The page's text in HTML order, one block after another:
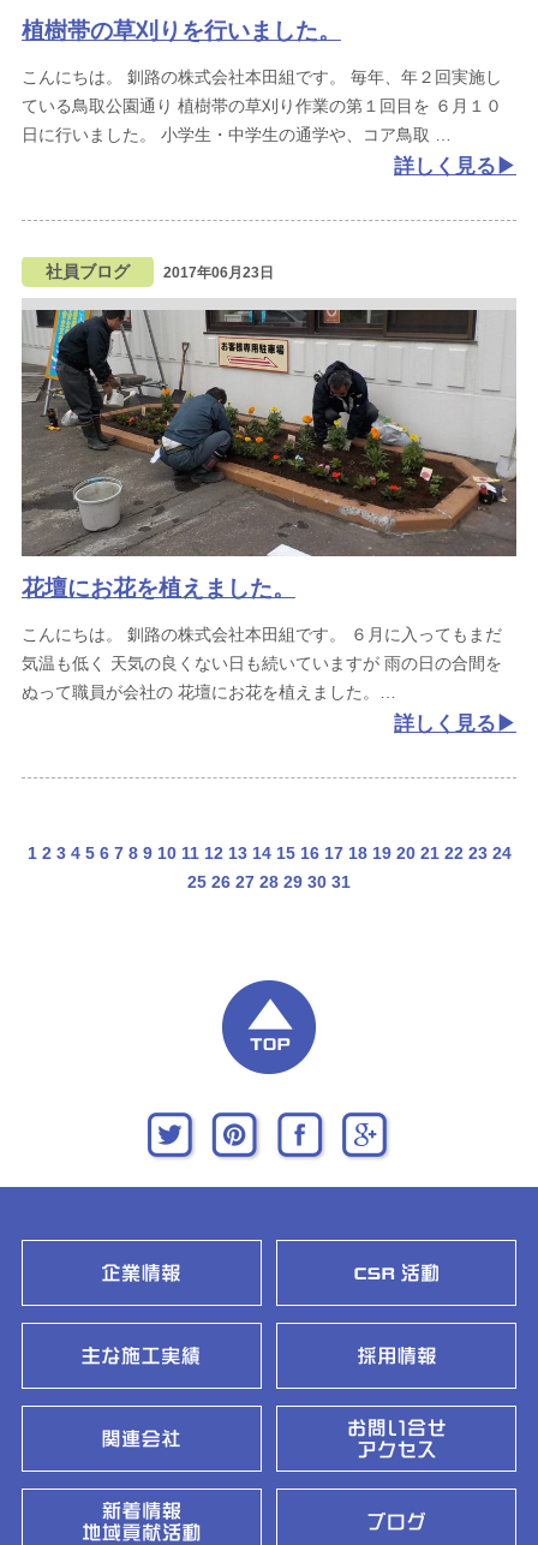
植樹帯の草刈りを行いました。
こんにちは。 釧路の株式会社本田組です。
毎年、年２回実施し
ている鳥取公園通り 植樹帯の草刈り作業の第１回目を ６月１０
日に行いました。
小学生・中学生の通学や、コア鳥取
詳しく見る
社員ブログ 2017年06月23日
花壇にお花を植えました。
こんにちは。 釧路の株式会社本田組です。
６月に入ってもまだ
気温も低く
天気の良くない日も続いていますが雨の日の合間を
ぬって職員が会社の花壇にお花を植えました。
詳しく見る
1 2 3 4 5 6 7 8 9 10 11 12 13 14 15 16 17 18 19 20 21 22 23 24
25 26 27 28 29 30 31